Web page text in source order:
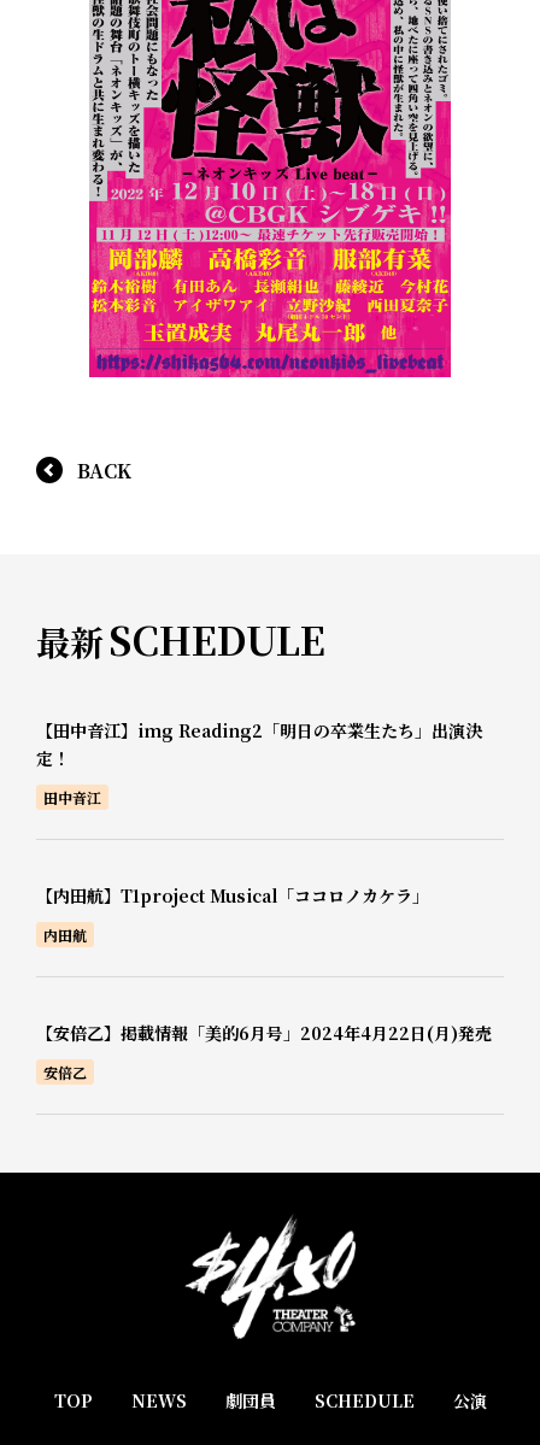
BACK
最新SCHEDULE
【田中音江】img Reading2「明日の卒業生たち」出演決
定！
田中音江
【内田航】T1project Musical「ココロノカケラ」
内田航
【安倍乙】掲載情報「美的6月号」2024年4月22日(月)発売
安倍乙
TOP NEWS 劇団員 SCHEDULE 公演